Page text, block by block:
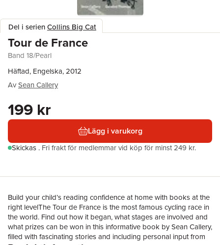
Del i serienCollins Big Cat
Tour de France
Band 18/Pearl
Häftad, Engelska, 2012
AvSean Callery
199 kr
Lägg i varukorg
Skickas . Fri frakt för medlemmar vid köp för minst 249 kr.
Build your child’s reading confidence at home with books at the
right levelThe Tour de France is the most famous cycling race in
the world. Find out how it began, what stages are involved and
what prizes can be won in this informative book by Sean Callery,
filled with fascinating stories and including personal input from